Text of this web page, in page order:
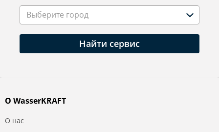
Выберите город
Найти сервис
О WasserKRAFT
О нас